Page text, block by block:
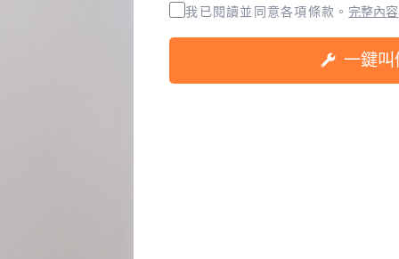
我已閱讀並同意各項條款。完整內容
一鍵叫